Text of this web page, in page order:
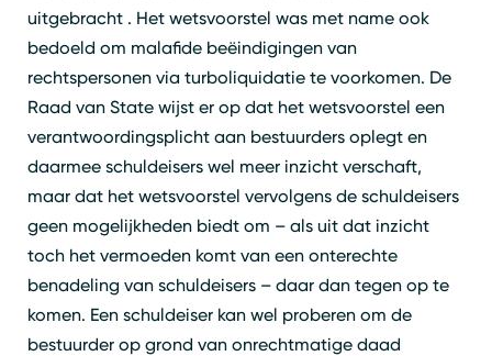
uitgebracht . Het wetsvoorstel was met name ook
bedoeld om malafide beëindigingen van
rechtspersonen via turboliquidatie te voorkomen. De
Raad van State wijst er op dat het wetsvoorstel een
verantwoordingsplicht aan bestuurders oplegt en
daarmee schuldeisers wel meer inzicht verschaft,
maar dat het wetsvoorstel vervolgens de schuldeisers
geen mogelijkheden biedt om – als uit dat inzicht
toch het vermoeden komt van een onterechte
benadeling van schuldeisers – daar dan tegen op te
komen. Een schuldeiser kan wel proberen om de
bestuurder op grond van onrechtmatige daad